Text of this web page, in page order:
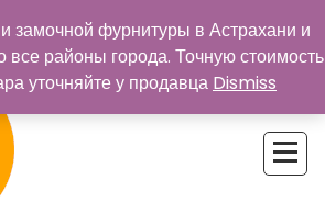
замочной фурнитуры в Астрахани и
все районы города. Точную стоимость
уточняйте у продавца Dismiss